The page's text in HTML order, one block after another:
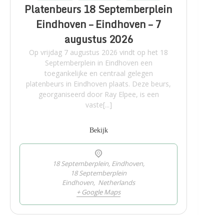
Platenbeurs 18 Septemberplein
Eindhoven – Eindhoven – 7
augustus 2026
Op vrijdag 7 augustus 2026 vindt op het 18
Septemberplein in Eindhoven een
toegankelijke en centraal gelegen
platenbeurs in Eindhoven plaats. Deze beurs,
georganiseerd door Ray Elpee, is een
vaste[...]
Bekijk
18 Septemberplein, Eindhoven,
18 Septemberplein
Eindhoven, Netherlands
+ Google Maps